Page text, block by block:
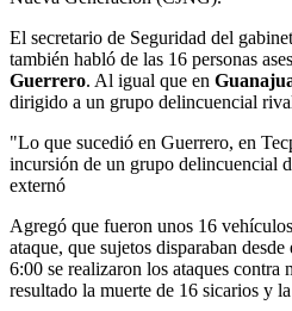
El secretario de Seguridad del
también habló de las 16 personas
Guerrero. Al igual que en
dirigido a un grupo delincuencial
"Lo que sucedió en Guerrero, en
incursión de un grupo delincuencial
externó
Agregó que fueron unos 16
ataque, que sujetos disparaban
6:00 se realizaron los ataques contra
resultado la muerte de 16 sicarios y